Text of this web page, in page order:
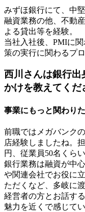
みずほ銀行にて、中
融資業務の他、不動
よる貸出等を経験。
当社入社後、PMIに
策の実行に関わるプ
西川さんは銀行出
かけを教えてくだ
事業にもっと関わり
前職ではメガバンク
店経験しましたね。
円、従業員50名くら
銀行業務は融資が中
や関連会社でお役に
ただくなど、多岐に
経営者の方とお話す
魅力を近くで感じてい